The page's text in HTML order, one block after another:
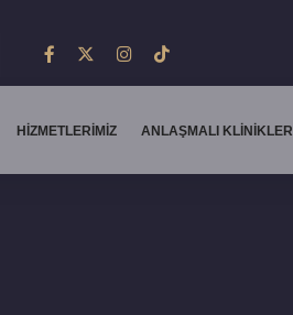
HIZMETLERIMIZ ANLAŞMALI KLINIKLER